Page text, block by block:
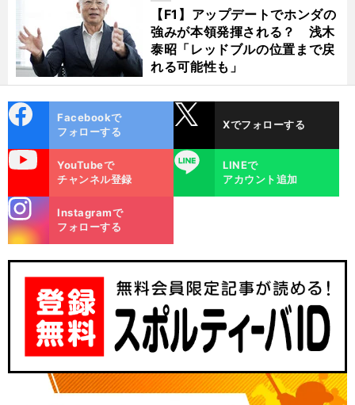
【F1】アップデートでホンダの
強みが本領発揮される？ 浅木
泰昭「レッドブルの位置まで戻
れる可能性も」
ok
Facebookで
フォローする
Xでフォローする
YouTubeで
チャンネル登録
LINE
LINEで
アカウント追加
m
Instagramで
フォローする